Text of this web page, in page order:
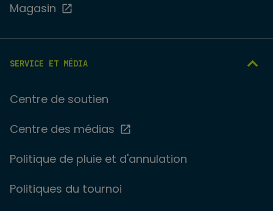
Magasin
SERVICE ET MÉDIA
Centre de soutien
Centre des médias
Politique de pluie et d'annulation
Politiques du tournoi